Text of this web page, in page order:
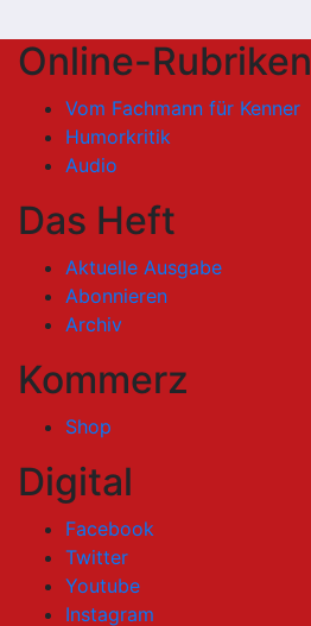
Online-Rubriken
Vom Fachmann für Kenner
Humorkritik
Audio
Das Heft
Aktuelle Ausgabe
Abonnieren
Archiv
Kommerz
Shop
Digital
Facebook
Twitter
Youtube
Instagram